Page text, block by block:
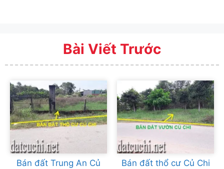
Bài Viết Trước
Bán đất Trung An Củ
Bán đất thổ cư Củ Chi